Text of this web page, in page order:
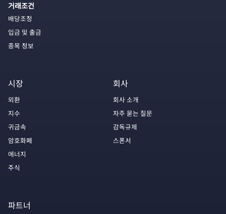
거래조건
배당조정
입금 및 출금
종목 정보
시장
외환
지수
귀금속
암호화폐
에너지
주식
회사
회사 소개
자주 묻는 질문
감독규제
스폰서
파트너